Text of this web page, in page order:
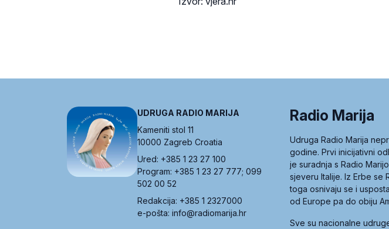
UDRUGA RADIO MARIJA
Kameniti stol 11
10000 Zagreb Croatia
Ured: +385 1 23 27 100
Program: +385 1 23 27 777; 099
502 00 52
Redakcija: +385 1 2327000
e-pošta: info@radiomarija.hr
Radio Marija
Udruga Radio Marija
godine. Prvi inicijativni
je suradnja s Radio
sjeveru Italije. Iz Erbe se
toga osnivaju se i
od Europe pa do obiju
Sve su nacionalne